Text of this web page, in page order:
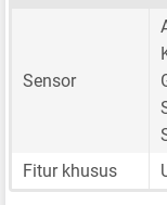
Sensor
Fitur khusus